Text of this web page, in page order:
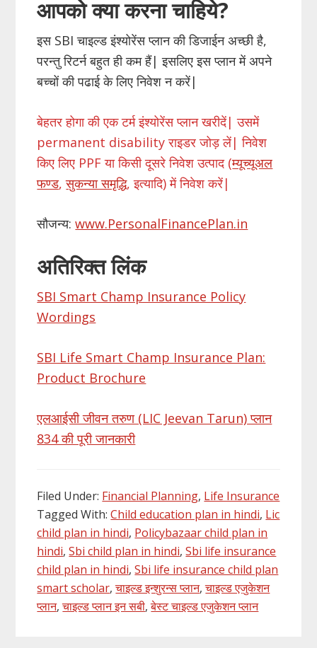
आपको क्या करना चाहिये?
इस SBI चाइल्ड इंश्योरेंस प्लान की डिजाईन अच्छी है,
परन्तु रिटर्न बहुत ही कम हैं| इसलिए इस प्लान में अपने
बच्चों की पढाई के लिए निवेश न करें|
बेहतर होगा की एक टर्म इंश्योरेंस प्लान खरीदें| उसमें
permanent disability राइडर जोड़ लें| निवेश
किए लिए PPF या किसी दूसरे निवेश उत्पाद (म्यूच्यूअल
फण्ड,सुकन्या समृद्धि, इत्यादि) में निवेश करें|
सौजन्य:www.PersonalFinancePlan.in
अतिरिक्त लिंक
SBI Smart Champ Insurance Policy
Wordings
SBI Life Smart Champ Insurance Plan:
Product Brochure
एलआईसी जीवन तरुण (LIC Jeevan Tarun) प्लान
834 की पूरी जानकारी
Filed Under: Financial Planning, Life Insurance
Tagged With:Child education plan in hindi, Lic
child plan in hindi, Policybazaar child plan in
hindi,Sbi child plan in hindi,Sbi life insurance
child plan in hindi,Sbi life insurance child plan
smart scholar,चाइल्ड इन्शुरन्स प्लान,चाइल्ड एजुकेशन
प्लान,चाइल्ड प्लान इन सबी,बेस्ट चाइल्ड एजुकेशन प्लान